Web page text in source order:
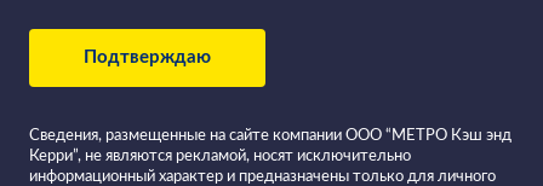
Подтверждаю
Сведения, размещенные на сайте компании ООО “МЕТРО Кэш энд
Керри”, не являются рекламой, носят исключительно
информационный характер и предназначены только для личного